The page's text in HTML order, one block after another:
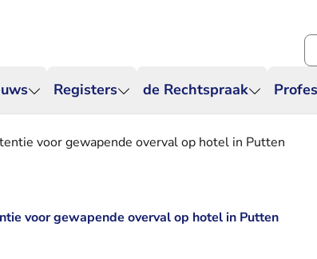
Registers de Rechtspraak
voor gewapende overval op hotel in Putten
voor gewapende overval op hotel in Putten